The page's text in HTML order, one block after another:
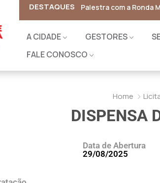
DESTAQUES Garantia Safra –
A CIDADE GESTORES
FALE CONOSCO
Home
DISPENSA
Data de Abertura
29/08/2025